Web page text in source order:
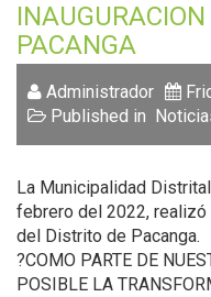
PACANGA
Administrador
Published in
La Municipalidad
febrero del 2022, realizó
del Distrito de Pacanga.
?COMO PARTE DE
POSIBLE LA